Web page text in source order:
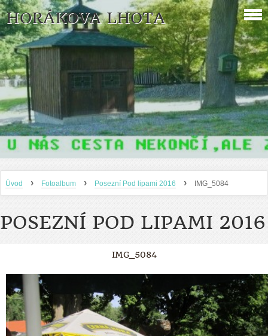
HORÁKOVA LHOTA
Úvod › Fotoalbum › Posezní Pod lipami 2016 › IMG_5084
POSEZNÍ POD LIPAMI 2016
IMG_5084